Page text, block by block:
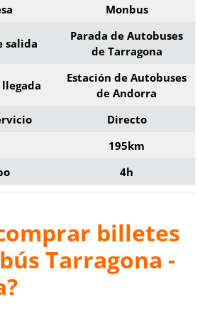
Monbus
salida
Parada de Autobuses
de Tarragona
Estación de Autobuses
de Andorra
Directo
195km
4h
billetes
Tarragona -